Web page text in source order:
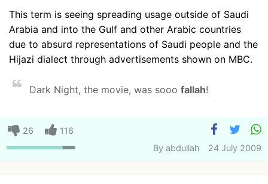
This term is seeing spreading usage outside of Saudi
Arabia and into the Gulf and other Arabic countries
due to absurd representations of Saudi people and the
Hijazi dialect through advertisements shown on MBC.
Dark Night, the movie, was sooo fallah!
26
116
By abdullah 24 July 2009